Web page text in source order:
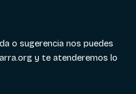
o sugerencia nos puedes
y te atenderemos lo